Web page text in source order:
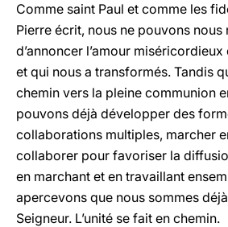
Comme saint Paul et comme les
Pierre écrit, nous ne pouvons nous
d’annoncer l’amour
et qui nous a transformés. Tandis
chemin vers la pleine communion
pouvons déjà développer des
collaborations multiples, marcher
collaborer pour favoriser la
en marchant et en travaillant
apercevons que nous sommes
Seigneur. L’unité se fait en chemin.